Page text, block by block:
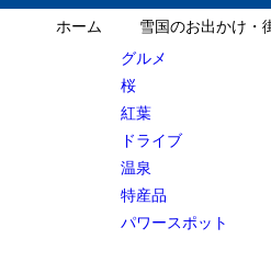
ホーム
雪国のお出かけ・
グルメ
桜
紅葉
ドライブ
温泉
特産品
パワースポット